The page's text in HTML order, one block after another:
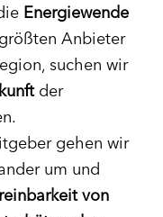
Energiewende
Anbieter
suchen wir
der
gehen wir
um und
von